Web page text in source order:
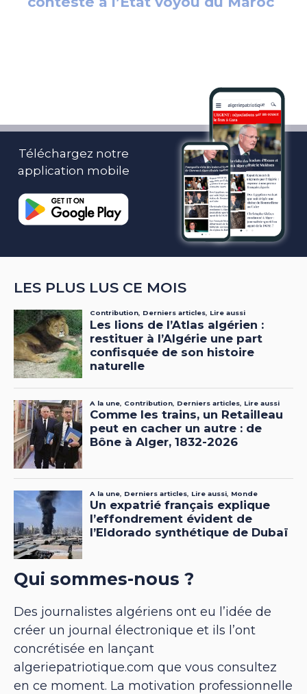
Téléchargez notre
application mobile
LES PLUS LUS CE MOIS
Qui sommes-nous ?
Des journalistes algériens ont eu l’idée de
créer un journal électronique et ils l’ont
concrétisée en lançant
algeriepatriotique.com que vous consultez
en ce moment. La motivation professionnelle